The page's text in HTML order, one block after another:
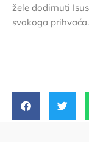
žele dodirnuti
svakoga prihvaća.